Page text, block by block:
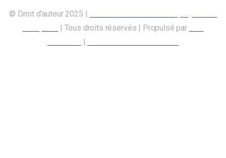
© Droit d’auteur 2025 |
| Tous droits réservés | Propulsé par
|